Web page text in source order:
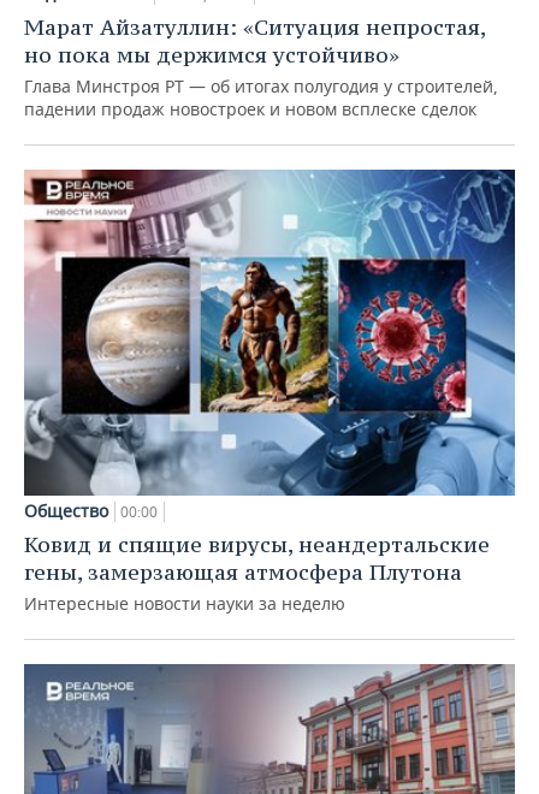
Марат Айзатуллин: «Ситуация непростая,
но пока мы держимся устойчиво»
Глава Минстроя РТ — об итогах полугодия у строителей,
падении продаж новостроек и новом всплеске сделок
Общество 00:00
Ковид и спящие вирусы, неандертальские
гены, замерзающая атмосфера Плутона
Интересные новости науки за неделю